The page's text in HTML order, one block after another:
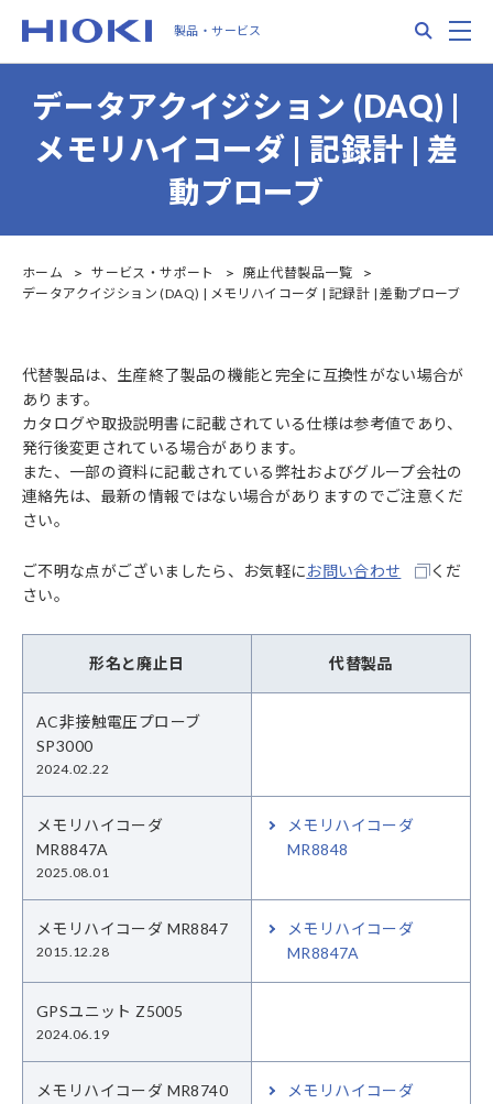
main
製品・サービス
データアクイジション (DAQ) |
メモリハイコーダ | 記録計 | 差
動プローブ
ホーム サービス・サポート
廃止代替製品一覧
データアクイジション (DAQ) | メモリハイコーダ | 記録計 | 差動プローブ
代替製品は、生産終了製品の機能と完全に互換性がない場合が
あります。
カタログや取扱説明書に記載されている仕様は参考値であり、
発行後変更されている場合があります。
また、一部の資料に記載されている弊社およびグループ会社の
連絡先は、最新の情報ではない場合がありますのでご注意くだ
さい。
ご不明な点がございましたら、お気軽にお問い合わせ
くだ
さい。
形名と廃止日 代替製品
AC非接触電圧プローブ
SP3000
2024.02.22
メモリハイコーダ
MR8847A
2025.08.01
メモリハイコーダ
MR8848
メモリハイコーダ MR8847
2015.12.28
メモリハイコーダ
MR8847A
GPSユニット Z5005
2024.06.19
メモリハイコーダ MR8740
メモリハイコーダ